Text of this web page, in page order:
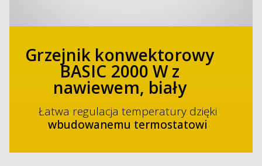
Grzejnik konwektorowy
BASIC 2000 W z
nawiewem, biały
Łatwa regulacja temperatury dzięki
wbudowanemu termostatowi